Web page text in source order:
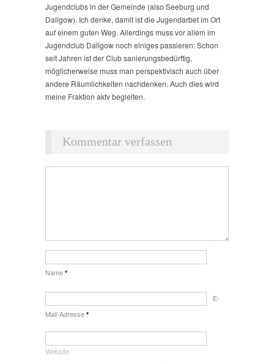
Jugendclubs in der Gemeinde (also Seeburg und
Dallgow). Ich denke, damit ist die Jugendarbet im Ort
auf einem guten Weg. Allerdings muss vor allem im
Jugendclub Dallgow noch einiges passieren: Schon
seit Jahren ist der Club sanierungsbedürftig,
möglicherweise muss man perspektivisch auch über
andere Räumlichkeiten nachdenken. Auch dies wird
meine Fraktion aktv begleiten.
Kommentar verfassen
Name *
E-
Mail-Adresse *
Website